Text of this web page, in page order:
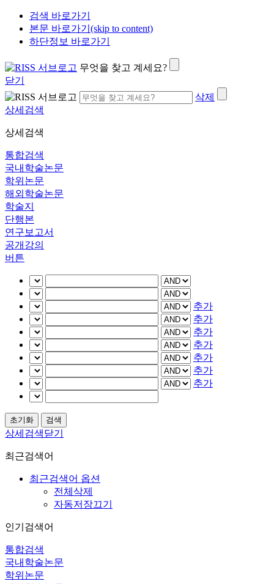
검색 바로가기
본문 바로가기(skip to content)
하단정보 바로가기
무엇을 찾고 계세요?
닫기
삭제
상세검색
상세검색
통합검색
국내학술논문
학위논문
해외학술논문
학술지
단행본
연구보고서
공개강의
버튼
추가
추가
추가
추가
추가
추가
추가
상세검색닫기
최근검색어
최근검색어 옵션
전체삭제
자동저장끄기
인기검색어
통합검색
국내학술논문
학위논문